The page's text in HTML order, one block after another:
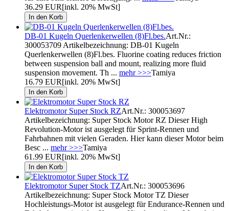
36.29 EUR[inkl. 20% MwSt]
DB-01 Kugeln Querlenkerwellen (8)Fl.bes.Art.Nr.:
300053709 Artikelbezeichnung: DB-01 Kugeln
Querlenkerwellen (8)Fl.bes. Fluorine coating reduces friction
between suspension ball and mount, realizing more fluid
suspension movement. Th ... mehr >>>Tamiya
16.79 EUR[inkl. 20% MwSt]
Elektromotor Super Stock RZArt.Nr.: 300053697
Artikelbezeichnung: Super Stock Motor RZ Dieser High
Revolution-Motor ist ausgelegt für Sprint-Rennen und
Fahrbahnen mit vielen Geraden. Hier kann dieser Motor beim
Besc ... mehr >>>Tamiya
61.99 EUR[inkl. 20% MwSt]
Elektromotor Super Stock TZArt.Nr.: 300053696
Artikelbezeichnung: Super Stock Motor TZ Dieser
Hochleistungs-Motor ist ausgelegt für Endurance-Rennen und